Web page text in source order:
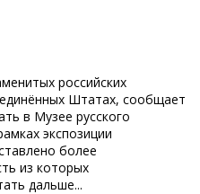
российских
Штатах, сообщает
в Музее русского
экспозиции
более
из которых
дальше...